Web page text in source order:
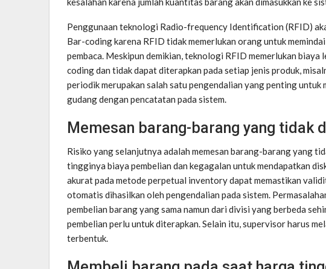
Penggunaan teknologi Radio-frequency Identification (RFID)
Bar-coding karena RFID tidak memerlukan orang untuk
pembaca. Meskipun demikian, teknologi RFID memerlukan
coding dan tidak dapat diterapkan pada setiap jenis produk,
periodik merupakan salah satu pengendalian yang penting
gudang dengan pencatatan pada sistem.
Memesan barang-barang yang tidak
Risiko yang selanjutnya adalah memesan barang-barang yang
tingginya biaya pembelian dan kegagalan untuk mendapatkan
akurat pada metode perpetual inventory dapat memastikan
otomatis dihasilkan oleh pengendalian pada sistem.
pembelian barang yang sama namun dari divisi yang berbeda
pembelian perlu untuk diterapkan. Selain itu, supervisor harus
terbentuk.